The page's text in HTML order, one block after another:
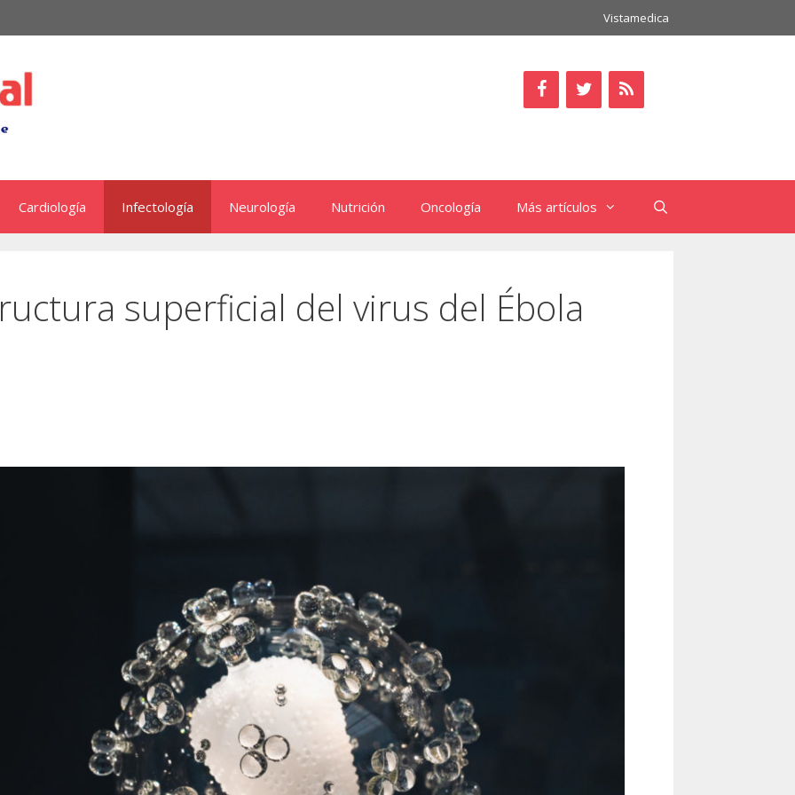
Vistamedica
Cardiología Infectología Neurología Nutrición Oncología Más artículos
superficial del virus del Ébola